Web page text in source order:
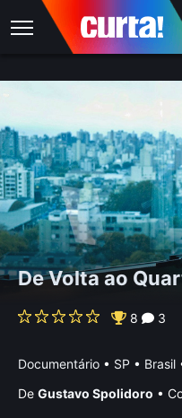
De Volta ao
8 3
Documentário • SP • Brasil
De Gustavo Spolidoro •